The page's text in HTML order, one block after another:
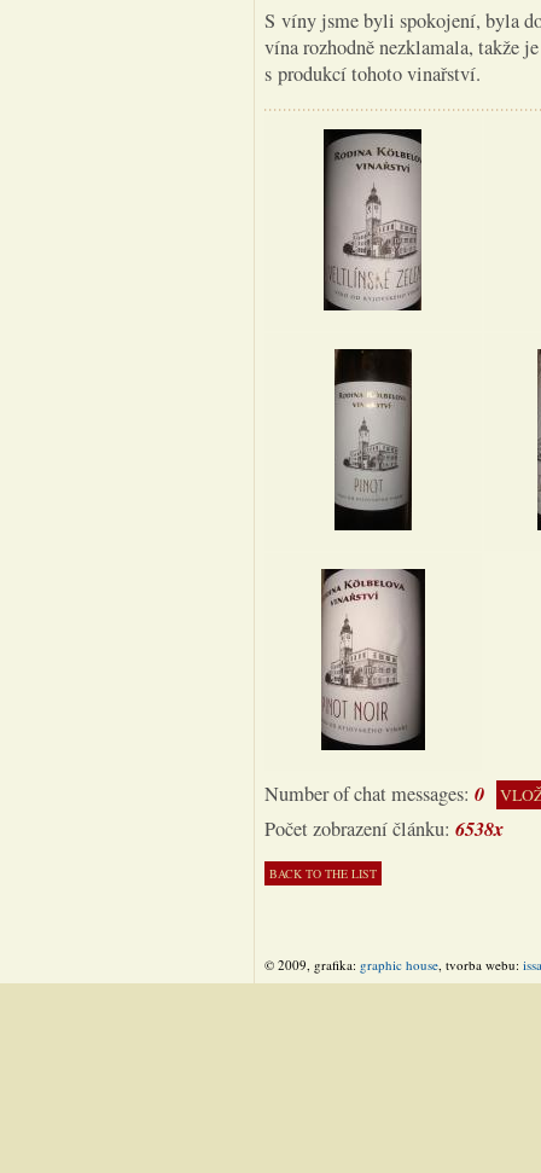
S víny jsme byli spokojení, byla
vína rozhodně nezklamala, takže
s produkcí tohoto vinařství.
Number of chat messages: 0
Počet zobrazení článku: 6538x
© 2009, grafika: graphic house, tvorba webu: